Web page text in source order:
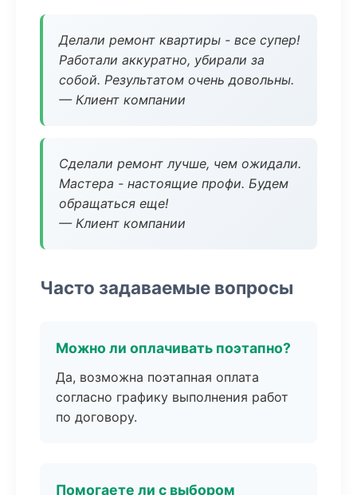
Делали ремонт квартиры - все супер!
Работали аккуратно, убирали за
собой. Результатом очень довольны.
— Клиент компании
Сделали ремонт лучше, чем ожидали.
Мастера - настоящие профи. Будем
обращаться еще!
— Клиент компании
Часто задаваемые вопросы
Можно ли оплачивать поэтапно?
Да, возможна поэтапная оплата
согласно графику выполнения работ
по договору.
Помогаете ли с выбором